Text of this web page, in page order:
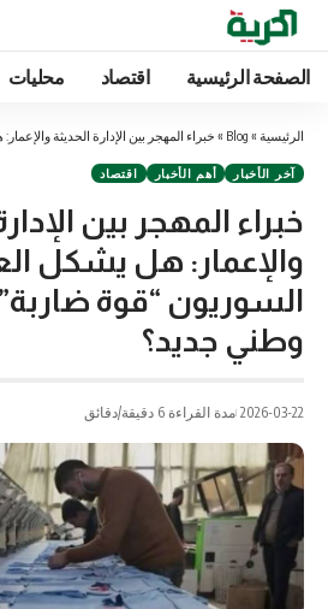
الصفحة الرئيسية اقتصاد محليات
الرئيسية »
Blog
» خبراء المهجر بين الإدارة الحديثة
آخر الأخبار أهم الأخبار اقتصاد
خبراء المهجر بين
والإعمار: هل يشكل
السوريون “قوة
وطني جديد؟
2026-03-22 مدة القراءة 6 دقيقة/دقائق